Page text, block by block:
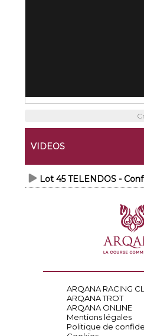
VIDEOS
Lot 45 TELENDOS -
ARQANA RACING
ARQANA TROT
ARQANA ONLINE
Mentions légales
Politique de